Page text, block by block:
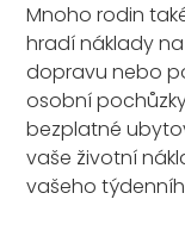
Mnoho rodin
hradí náklady
dopravu nebo
osobní
bezplatné
vaše životní
vašeho